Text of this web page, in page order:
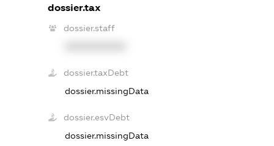
dossier.tax
dossier.staff
dossier.taxDebt
dossier.missingData
dossier.esvDebt
dossier.missingData